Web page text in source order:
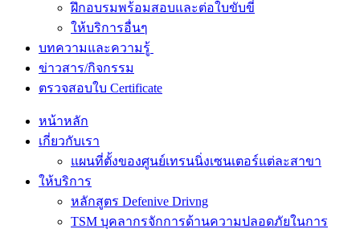
ฝึกอบรมพร้อมสอบและต่อใบขับขี่
ให้บริการอื่นๆ
บทความและความรู้
ข่าวสาร/กิจกรรม
ตรวจสอบใบ Certificate
หน้าหลัก
เกี่ยวกับเรา
แผนที่ตั้งของศูนย์เทรนนิ่งเซนเตอร์แต่ละสาขา
ให้บริการ
หลักสูตร Defenive Drivng
TSM บุคลากรจักการด้านความปลอดภัยในการ